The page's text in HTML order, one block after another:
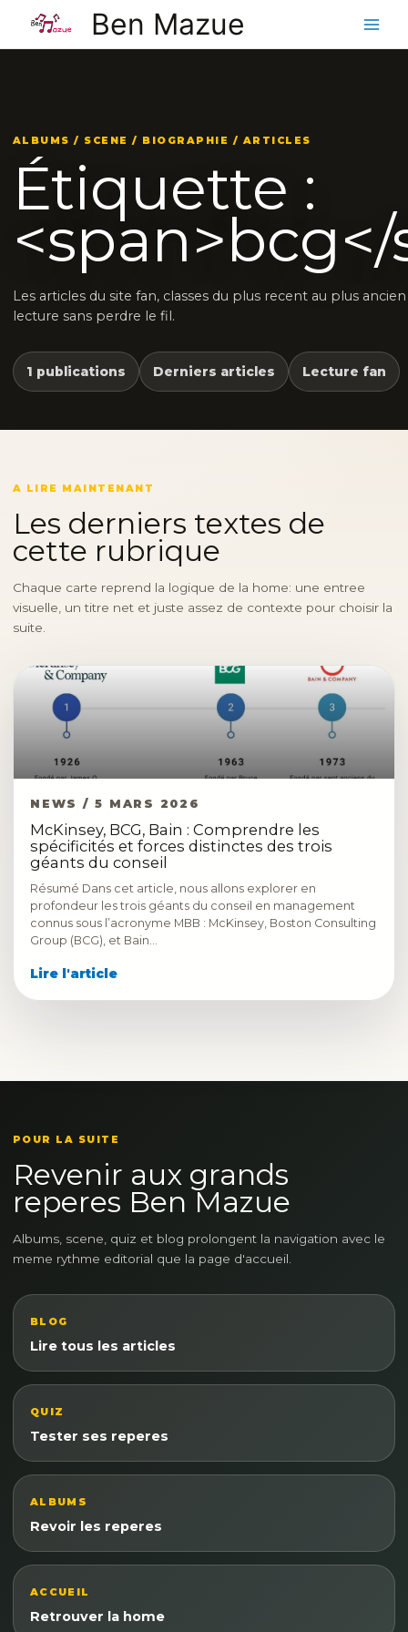
contenu
Ben Mazue
ALBUMS / SCENE / BIOGRAPHIE / ARTICLES
Étiquette :
Les articles du site fan, classes du plus recent au plus
lecture sans perdre le fil.
1 publications Derniers articles Lecture fan
A LIRE MAINTENANT
Les derniers textes de
cette rubrique
Chaque carte reprend la logique de la home: une entree
visuelle, un titre net et juste assez de contexte pour choisir la
suite.
NEWS / 5 MARS 2026
McKinsey, BCG, Bain : Comprendre les
spécificités et forces distinctes des trois
géants du conseil
Résumé Dans cet article, nous allons explorer en
profondeur les trois géants du conseil en management
connus sous l’acronyme MBB : McKinsey, Boston Consulting
Group (BCG), et Bain…
Lire l'article
POUR LA SUITE
Revenir aux grands
reperes Ben Mazue
Albums, scene, quiz et blog prolongent la navigation avec le
meme rythme editorial que la page d'accueil.
BLOG
Lire tous les articles
QUIZ
Tester ses reperes
ALBUMS
Revoir les reperes
ACCUEIL
Retrouver la home